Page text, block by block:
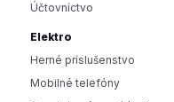
Účtovníctvo
Elektro
Herné príslušenstvo
Mobilné telefóny